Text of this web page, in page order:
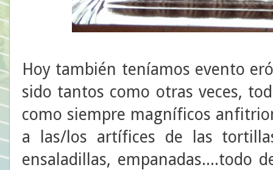
Hoy también teníamos evento
sido tantos como otras veces,
como siempre magníficos
a las/los artífices de las
ensaladillas, empanadas....todo